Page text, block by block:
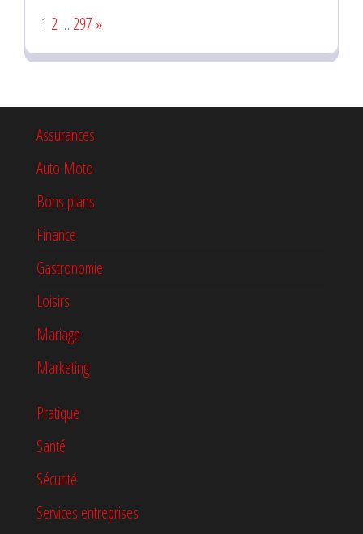
Page:
1 2… 297Next
»
Assurances
Auto Moto
Bons plans
Finance
Gastronomie
Loisirs
Mariage
Marketing
Pratique
Santé
Sécurité
Services entreprises